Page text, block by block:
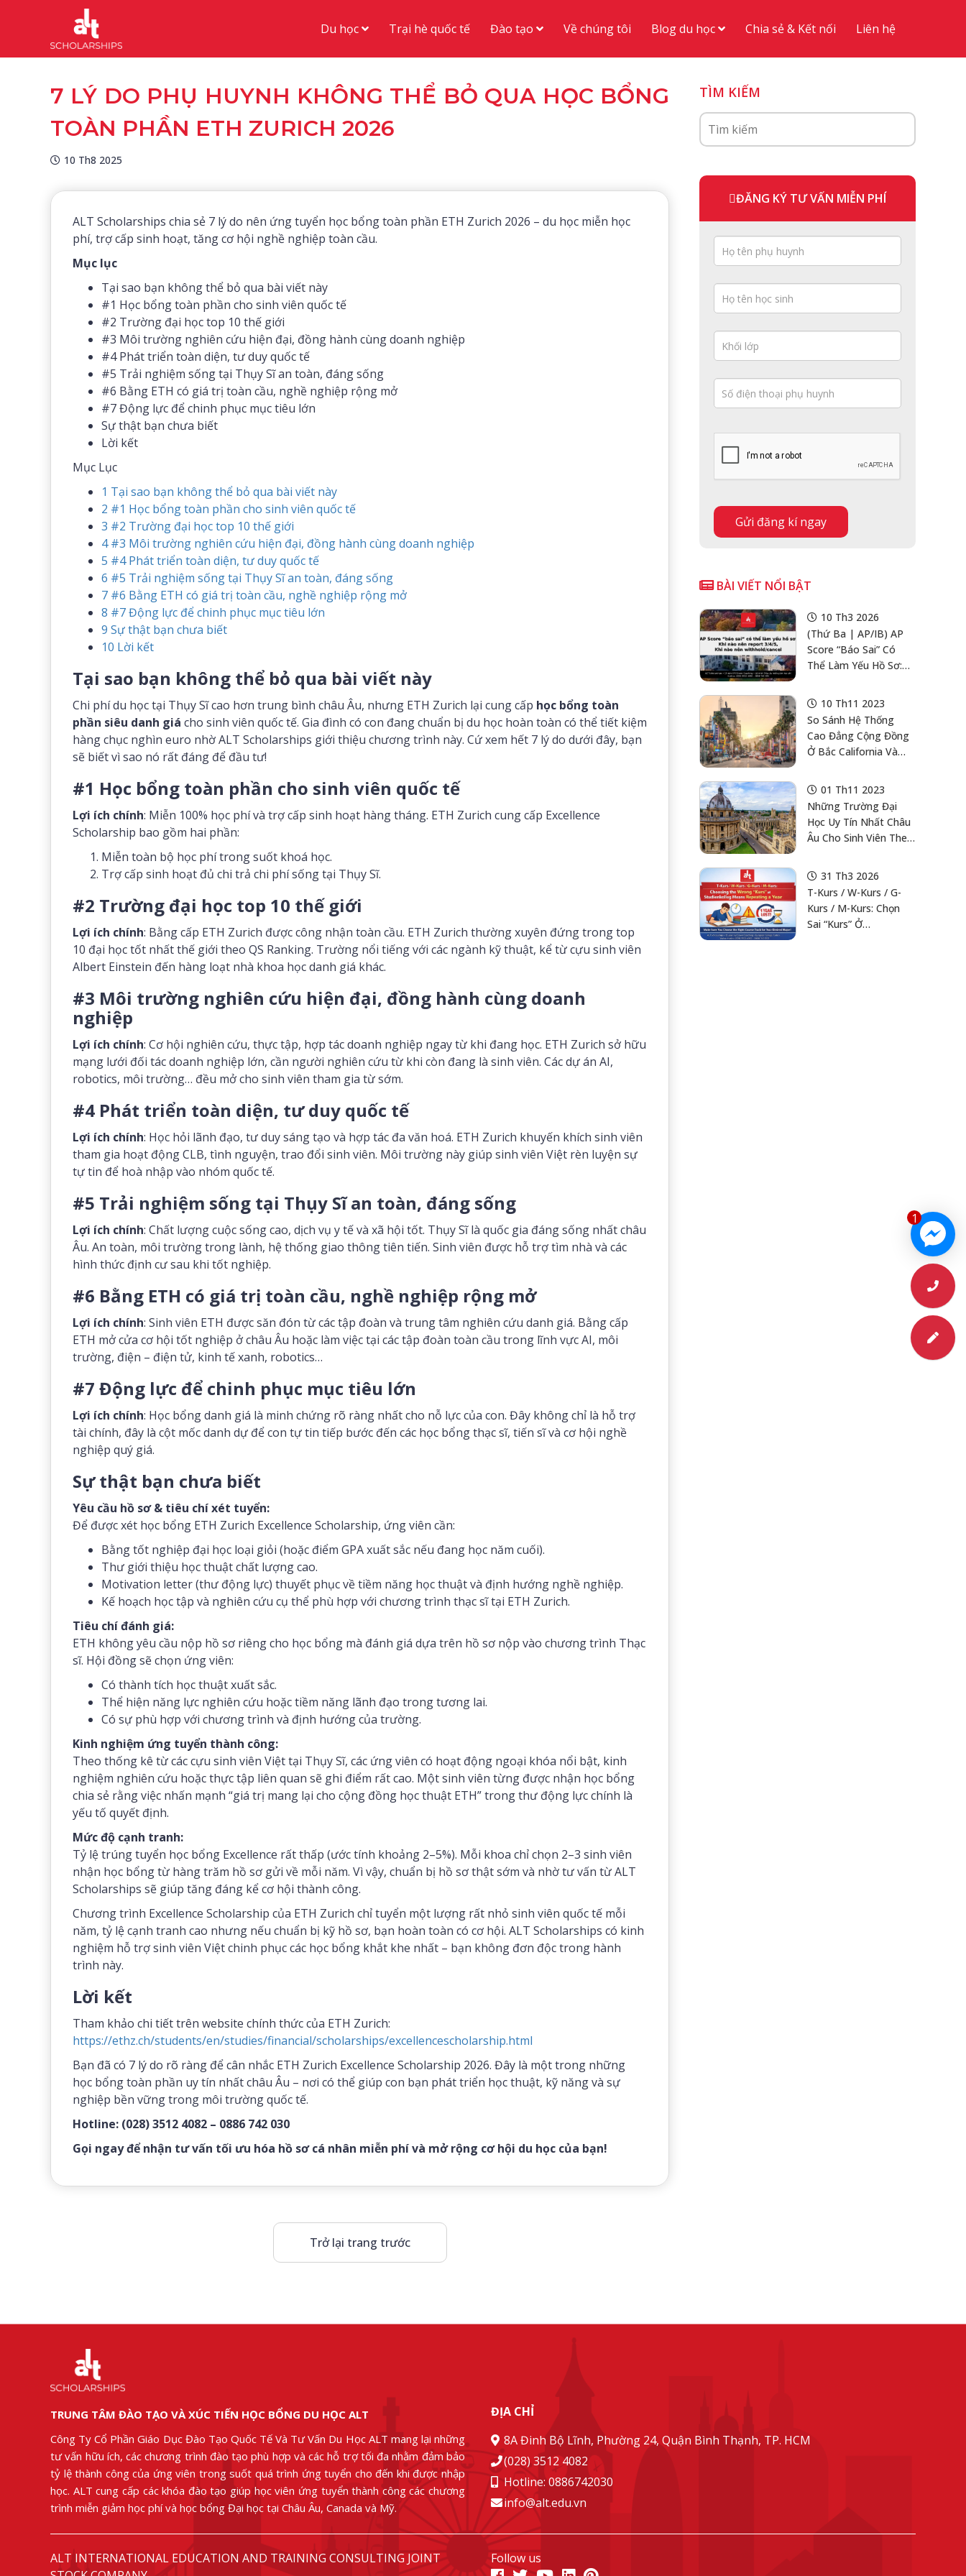
Du học Trại hè quốc tế Đào tạo Về chúng tôi Blog du học Chia sẻ & Kết nối Liên hệ
1
7 LÝ DO PHỤ HUYNH KHÔNG THỂ BỎ QUA HỌC BỔNG
TOÀN PHẦN ETH ZURICH 2026
10 Th8 2025
ALT Scholarships chia sẻ 7 lý do nên ứng tuyển học bổng toàn phần ETH Zurich 2026 – du học miễn học
phí, trợ cấp sinh hoạt, tăng cơ hội nghề nghiệp toàn cầu.
Mục lục
Tại sao bạn không thể bỏ qua bài viết này
#1 Học bổng toàn phần cho sinh viên quốc tế
#2 Trường đại học top 10 thế giới
#3 Môi trường nghiên cứu hiện đại, đồng hành cùng doanh nghiệp
#4 Phát triển toàn diện, tư duy quốc tế
#5 Trải nghiệm sống tại Thụy Sĩ an toàn, đáng sống
#6 Bằng ETH có giá trị toàn cầu, nghề nghiệp rộng mở
#7 Động lực để chinh phục mục tiêu lớn
Sự thật bạn chưa biết
Lời kết
Mục Lục
1 Tại sao bạn không thể bỏ qua bài viết này
2 #1 Học bổng toàn phần cho sinh viên quốc tế
3 #2 Trường đại học top 10 thế giới
4#3 Môi trường nghiên cứu hiện đại, đồng hành cùng doanh nghiệp
5 #4 Phát triển toàn diện, tư duy quốc tế
6 #5 Trải nghiệm sống tại Thụy Sĩ an toàn, đáng sống
7 #6 Bằng ETH có giá trị toàn cầu, nghề nghiệp rộng mở
8 #7 Động lực để chinh phục mục tiêu lớn
9 Sự thật bạn chưa biết
10 Lời kết
Tại sao bạn không thể bỏ qua bài viết này
Chi phí du học tại Thụy Sĩ cao hơn trung bình châu Âu, nhưng ETH Zurich lại cung cấp học bổng toàn
phần siêu danh giá cho sinh viên quốc tế. Gia đình có con đang chuẩn bị du học hoàn toàn có thể tiết kiệm
hàng chục nghìn euro nhờ ALT Scholarships giới thiệu chương trình này. Cứ xem hết 7 lý do dưới đây, bạn
sẽ biết vì sao nó rất đáng để đầu tư!
#1 Học bổng toàn phần cho sinh viên quốc tế
Lợi ích chính: Miễn 100% học phí và trợ cấp sinh hoạt hàng tháng. ETH Zurich cung cấp Excellence
Scholarship bao gồm hai phần:
Miễn toàn bộ học phí trong suốt khoá học.
Trợ cấp sinh hoạt đủ chi trả chi phí sống tại Thụy Sĩ.
#2 Trường đại học top 10 thế giới
Lợi ích chính: Bằng cấp ETH Zurich được công nhận toàn cầu. ETH Zurich thường xuyên đứng trong top
10 đại học tốt nhất thế giới theo QS Ranking. Trường nổi tiếng với các ngành kỹ thuật, kể từ cựu sinh viên
Albert Einstein đến hàng loạt nhà khoa học danh giá khác.
#3 Môi trường nghiên cứu hiện đại, đồng hành cùng doanh
nghiệp
Lợi ích chính: Cơ hội nghiên cứu, thực tập, hợp tác doanh nghiệp ngay từ khi đang học. ETH Zurich sở hữu
mạng lưới đối tác doanh nghiệp lớn, cần người nghiên cứu từ khi còn đang là sinh viên. Các dự án AI,
robotics, môi trường… đều mở cho sinh viên tham gia từ sớm.
#4 Phát triển toàn diện, tư duy quốc tế
Lợi ích chính: Học hỏi lãnh đạo, tư duy sáng tạo và hợp tác đa văn hoá. ETH Zurich khuyến khích sinh viên
tham gia hoạt động CLB, tình nguyện, trao đổi sinh viên. Môi trường này giúp sinh viên Việt rèn luyện sự
tự tin để hoà nhập vào nhóm quốc tế.
#5 Trải nghiệm sống tại Thụy Sĩ an toàn, đáng sống
Lợi ích chính: Chất lượng cuộc sống cao, dịch vụ y tế và xã hội tốt. Thụy Sĩ là quốc gia đáng sống nhất châu
Âu. An toàn, môi trường trong lành, hệ thống giao thông tiên tiến. Sinh viên được hỗ trợ tìm nhà và các
hình thức định cư sau khi tốt nghiệp.
#6 Bằng ETH có giá trị toàn cầu, nghề nghiệp rộng mở
Lợi ích chính: Sinh viên ETH được săn đón từ các tập đoàn và trung tâm nghiên cứu danh giá. Bằng cấp
ETH mở cửa cơ hội tốt nghiệp ở châu Âu hoặc làm việc tại các tập đoàn toàn cầu trong lĩnh vực AI, môi
trường, điện – điện tử, kinh tế xanh, robotics…
#7 Động lực để chinh phục mục tiêu lớn
Lợi ích chính: Học bổng danh giá là minh chứng rõ ràng nhất cho nỗ lực của con. Đây không chỉ là hỗ trợ
tài chính, đây là cột mốc danh dự để con tự tin tiếp bước đến các học bổng thạc sĩ, tiến sĩ và cơ hội nghề
nghiệp quý giá.
Sự thật bạn chưa biết
Yêu cầu hồ sơ & tiêu chí xét tuyển:
Để được xét học bổng ETH Zurich Excellence Scholarship, ứng viên cần:
Bằng tốt nghiệp đại học loại giỏi (hoặc điểm GPA xuất sắc nếu đang học năm cuối).
Thư giới thiệu học thuật chất lượng cao.
Motivation letter (thư động lực) thuyết phục về tiềm năng học thuật và định hướng nghề nghiệp.
Kế hoạch học tập và nghiên cứu cụ thể phù hợp với chương trình thạc sĩ tại ETH Zurich.
Tiêu chí đánh giá:
ETH không yêu cầu nộp hồ sơ riêng cho học bổng mà đánh giá dựa trên hồ sơ nộp vào chương trình Thạc
sĩ. Hội đồng sẽ chọn ứng viên:
Có thành tích học thuật xuất sắc.
Thể hiện năng lực nghiên cứu hoặc tiềm năng lãnh đạo trong tương lai.
Có sự phù hợp với chương trình và định hướng của trường.
Kinh nghiệm ứng tuyển thành công:
Theo thống kê từ các cựu sinh viên Việt tại Thụy Sĩ, các ứng viên có hoạt động ngoại khóa nổi bật, kinh
nghiệm nghiên cứu hoặc thực tập liên quan sẽ ghi điểm rất cao. Một sinh viên từng được nhận học bổng
chia sẻ rằng việc nhấn mạnh “giá trị mang lại cho cộng đồng học thuật ETH” trong thư động lực chính là
yếu tố quyết định.
Mức độ cạnh tranh:
Tỷ lệ trúng tuyển học bổng Excellence rất thấp (ước tính khoảng 2–5%). Mỗi khoa chỉ chọn 2–3 sinh viên
nhận học bổng từ hàng trăm hồ sơ gửi về mỗi năm. Vì vậy, chuẩn bị hồ sơ thật sớm và nhờ tư vấn từ ALT
Scholarships sẽ giúp tăng đáng kể cơ hội thành công.
Chương trình Excellence Scholarship của ETH Zurich chỉ tuyển một lượng rất nhỏ sinh viên quốc tế mỗi
năm, tỷ lệ cạnh tranh cao nhưng nếu chuẩn bị kỹ hồ sơ, bạn hoàn toàn có cơ hội. ALT Scholarships có kinh
nghiệm hỗ trợ sinh viên Việt chinh phục các học bổng khắt khe nhất – bạn không đơn độc trong hành
trình này.
Lời kết
Tham khảo chi tiết trên website chính thức của ETH Zurich:
https://ethz.ch/students/en/studies/financial/scholarships/excellencescholarship.html
Bạn đã có 7 lý do rõ ràng để cân nhắc ETH Zurich Excellence Scholarship 2026. Đây là một trong những
học bổng toàn phần uy tín nhất châu Âu – nơi có thể giúp con bạn phát triển học thuật, kỹ năng và sự
nghiệp bền vững trong môi trường quốc tế.
Hotline: (028) 3512 4082 – 0886 742 030
Gọi ngay để nhận tư vấn tối ưu hóa hồ sơ cá nhân miễn phí và mở rộng cơ hội du học của bạn!
Trở lại trang trước
TÌM KIẾM
ĐĂNG KÝ TƯ VẤN MIỄN PHÍ
BÀI VIẾT NỔI BẬT
10 Th3 2026
(Thứ Ba | AP/IB) AP
Score “báo Sai” Có
Thể Làm Yếu Hồ Sơ:
3/4/5, Khi Nào Nên
Withhold/cancel, Và 2
Deadline Tháng 6 Mà
Học Sinh Việt Nam
Hay Bỏ Lỡ
10 Th11 2023
So Sánh Hệ Thống
Cao Đẳng Cộng Đồng
Ở Bắc California Và
01 Th11 2023
Những Trường Đại
Học Uy Tín Nhất Châu
Âu Cho Sinh Viên Theo
31 Th3 2026
T-Kurs / W-Kurs / G-
Kurs / M-Kurs: Chọn
Sai “Kurs” Ở
TRUNG TÂM ĐÀO TẠO VÀ XÚC TIẾN HỌC BỔNG DU HỌC ALT
Công Ty Cổ Phần Giáo Dục Đào Tạo Quốc Tế Và Tư Vấn Du Học ALT mang lại những
tư vấn hữu ích, các chương trình đào tạo phù hợp và các hỗ trợ tối đa nhằm đảm bảo
tỷ lệ thành công của ứng viên trong suốt quá trình ứng tuyển cho đến khi được nhập
học. ALT cung cấp các khóa đào tạo giúp học viên ứng tuyển thành công các chương
trình miễn giảm học phí và học bổng Đại học tại Châu Âu, Canada và Mỹ.
ĐỊA CHỈ
8A Đinh Bộ Lĩnh, Phường 24, Quận Bình Thạnh, TP. HCM
(028) 3512 4082
Hotline: 0886742030
info@alt.edu.vn
ALT INTERNATIONAL EDUCATION AND TRAINING CONSULTING JOINT
Follow us